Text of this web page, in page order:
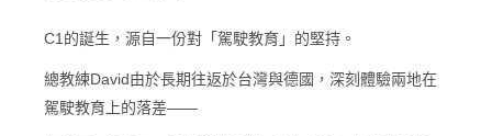
C1的誕生，源自一份對「駕駛教育」的堅持。
總教練David由於長期往返於台灣與德國，深刻體驗兩地在
駕駛教育上的落差——